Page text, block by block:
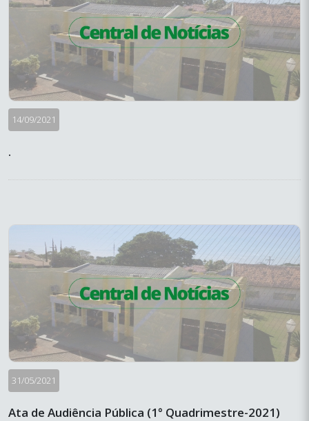
14/09/2021
.
31/05/2021
Ata de Audiência Pública (1° Quadrimestre-2021)